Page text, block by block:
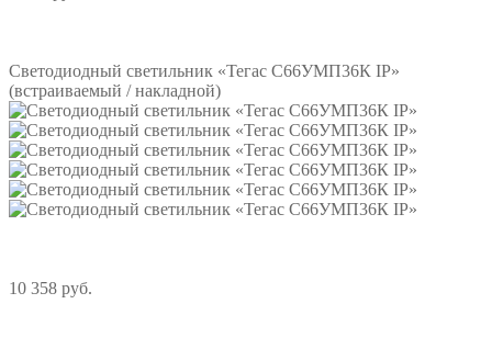
Светодиодный светильник «Тегас С66УМП36К IP»
(встраиваемый / накладной)
10 358 руб.